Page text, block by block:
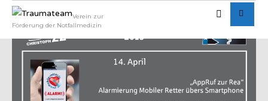
Verein zur
Förderung der Notfallmedizin